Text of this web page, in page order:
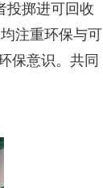
投掷进可回收
注重环保与可
保意识。共同